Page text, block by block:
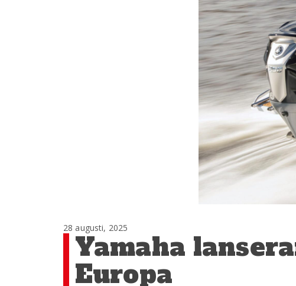
28 augusti, 2025
Yamaha
Europa